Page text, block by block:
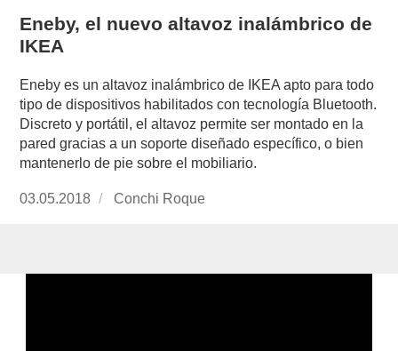
Eneby, el nuevo altavoz inalámbrico de
IKEA
Eneby es un altavoz inalámbrico de IKEA apto para todo
tipo de dispositivos habilitados con tecnología Bluetooth.
Discreto y portátil, el altavoz permite ser montado en la
pared gracias a un soporte diseñado específico, o bien
mantenerlo de pie sobre el mobiliario.
Publicado
03.05.2018
https://www.experimenta.es/author/conchi-
Conchi Roque